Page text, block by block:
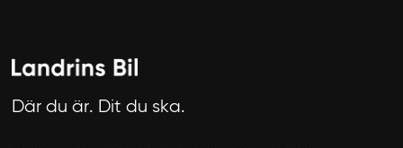
Där du är. Dit du ska.